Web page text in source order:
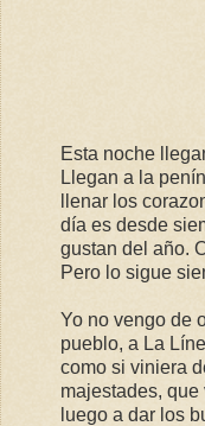
Esta noche
Llegan a la
llenar los
día es desde
gustan del año.
Pero lo sigue
Yo no vengo de
pueblo, a La
como si viniera
majestades,
luego a dar los